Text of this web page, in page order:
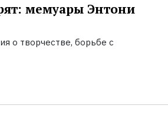
мемуары Энтони
о творчестве, борьбе с